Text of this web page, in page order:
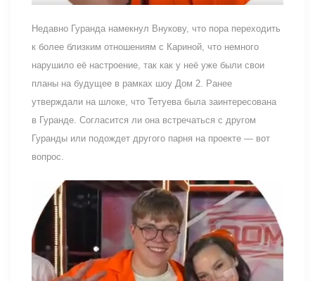
Недавно Гуранда намекнул Внукову, что пора переходить
к более близким отношениям с Кариной, что немного
нарушило её настроение, так как у неё уже были свои
планы на будущее в рамках шоу Дом 2. Ранее
утверждали на шлоке, что Тетуева была заинтересована
в Гуранде. Согласится ли она встречаться с другом
Гуранды или подождет другого парня на проекте — вот
вопрос.